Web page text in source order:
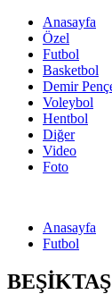
Anasayfa
Özel
Futbol
Basketbol
Demir
Voleybol
Hentbol
Diğer
Video
Foto
Anasayfa
Futbol